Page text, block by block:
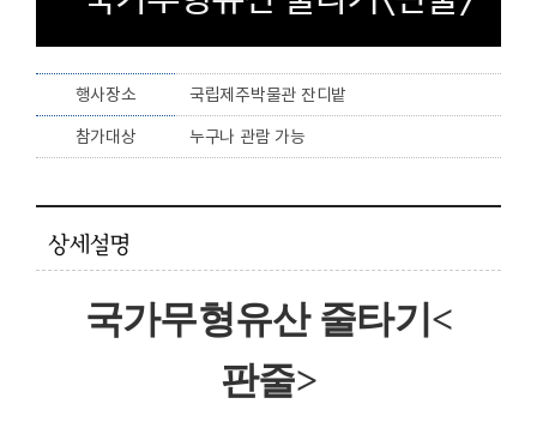
행사장소
국립제주박물관 잔디밭
참가대상 누구나 관람 가능
상세설명
국가무형유산 줄타기<
판줄>